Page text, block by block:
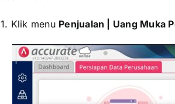
1. Klik menu Penjualan | Uang Muka